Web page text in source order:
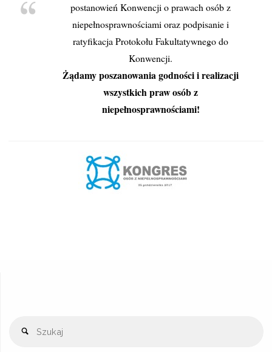
postanowień Konwencji o prawach osób z
niepełnosprawnościami oraz podpisanie i
ratyfikacja Protokołu Fakultatywnego do
Konwencji.
Żądamy poszanowania godności i realizacji
wszystkich praw osób z
niepełnosprawnościami!